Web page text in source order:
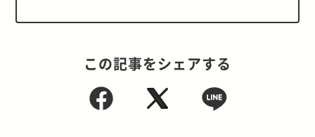
この記事をシェアする